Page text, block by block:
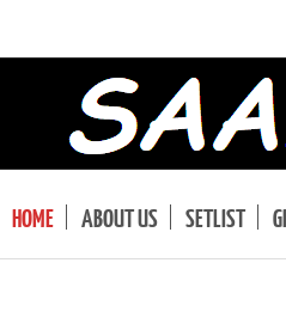
HOME ABOUT US SETLIST